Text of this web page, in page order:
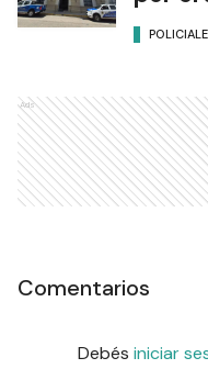
Ads
Comentarios
Debés iniciar